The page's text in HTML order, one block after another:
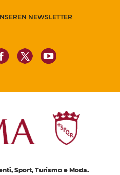
NEWSLETTER
Sport, Turismo e Moda.